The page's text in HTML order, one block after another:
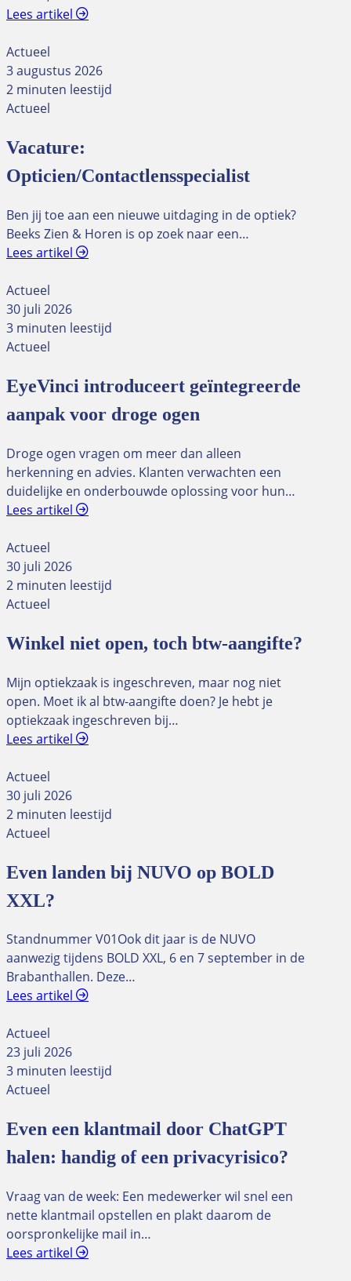
Lees artikel
Actueel
3 augustus 2026
2 minuten leestijd
Actueel
Vacature:
Opticien/Contactlensspecialist
Ben jij toe aan een nieuwe uitdaging in de optiek?
Beeks Zien & Horen is op zoek naar een…
Lees artikel
Actueel
30 juli 2026
3 minuten leestijd
Actueel
EyeVinci introduceert geïntegreerde
aanpak voor droge ogen
Droge ogen vragen om meer dan alleen
herkenning en advies. Klanten verwachten een
duidelijke en onderbouwde oplossing voor hun…
Lees artikel
Actueel
30 juli 2026
2 minuten leestijd
Actueel
Winkel niet open, toch btw-aangifte?
Mijn optiekzaak is ingeschreven, maar nog niet
open. Moet ik al btw-aangifte doen? Je hebt je
optiekzaak ingeschreven bij…
Lees artikel
Actueel
30 juli 2026
2 minuten leestijd
Actueel
Even landen bij NUVO op BOLD
XXL?
Standnummer V01Ook dit jaar is de NUVO
aanwezig tijdens BOLD XXL, 6 en 7 september in de
Brabanthallen. Deze…
Lees artikel
Actueel
23 juli 2026
3 minuten leestijd
Actueel
Even een klantmail door ChatGPT
halen: handig of een privacyrisico?
Vraag van de week: Een medewerker wil snel een
nette klantmail opstellen en plakt daarom de
oorspronkelijke mail in…
Lees artikel